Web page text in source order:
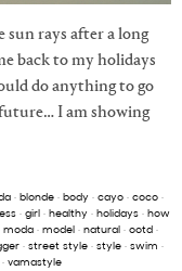
sun rays after a long
back to my holidays
do anything to go
I am showing
· blonde· body· cayo· coco·
· girl · healthy · holidays · how
moda · model · natural · ootd ·
· street style· style· swim ·
· vamastyle